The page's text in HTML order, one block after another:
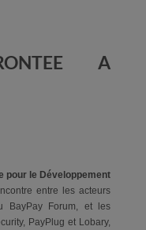
A
pour le Développement
entre les acteurs
BayPay Forum, et les
PayPlug et Lobary,